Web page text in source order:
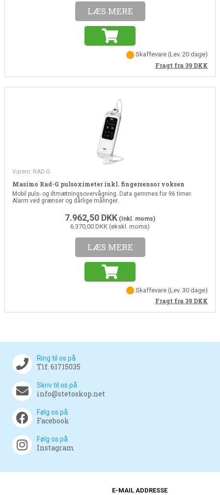
LÆS MERE
Skaffevare(Lev. 20 dage)
Fragt fra 39 DKK
Varenr. RAD-G
Masimo Rad-G pulsoximeter inkl. fingersensor voksen
Mobil puls- og iltmætningsovervågning. Data gemmes for 96 timer.
Alarm ved grænser og dårlige målinger.
7.962,50 DKK (Inkl. moms)
6.370,00 DKK (ekskl. moms)
LÆS MERE
Skaffevare(Lev. 30 dage)
Fragt fra 39 DKK
Ring til os på
Tlf. 61715035
Skriv til os på
info@stetoskop.net
Følg os på
Facebook
Følg os på
Instagram